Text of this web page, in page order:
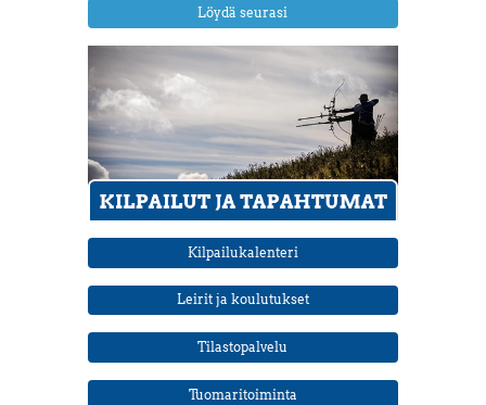
Löydä seurasi
Kilpailukalenteri
Leirit ja koulutukset
Tilastopalvelu
Tuomaritoiminta